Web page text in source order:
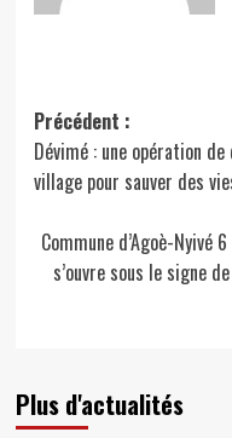
Navigation
d’article
Précédent :
Dévimé : une opération
village pour sauver des
Commune d’Agoè-
s’ouvre sous le signe
Plus d'actualités